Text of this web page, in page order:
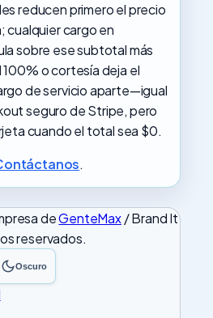
reducen primero el precio
cualquier cargo en
sobre ese subtotal más
o cortesía deja el
de servicio aparte—igual
seguro de Stripe, pero
cuando el total sea $0.
.
deGenteMax/ Brand It
reservados.
Tema
oscuro
Oscuro